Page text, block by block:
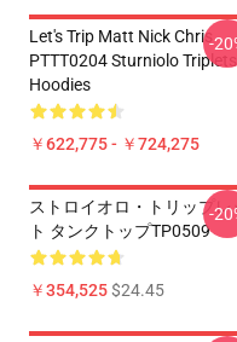
Let's Trip Matt Nick Chris
PTTT0204 Sturniolo Triplets
Hoodies
￥622,775 - ￥724,275
-
ストロイオロ・トリップレ
ト タンクトップTP0509
￥354,525$24.45
-